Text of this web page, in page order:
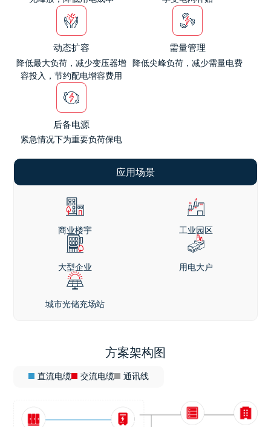
动态扩容
降低最大负荷，减少变压器增
容投入，节约配电增容费用
需量管理
降低尖峰负荷，减少需量电费
后备电源
紧急情况下为重要负荷保电
应用场景
商业楼宇 工业园区
大型企业 用电大户
城市光储充场站
方案架构图
直流电缆 交流电缆 通讯线